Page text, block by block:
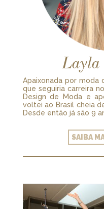
Layla
Apaixonada por moda
que seguiria carreira
Design de Moda e
voltei ao Brasil cheia
Desde então já são 9
SAIBA